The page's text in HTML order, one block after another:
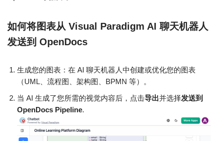
如何将图表从 Visual Paradigm AI 聊天机器人
发送到 OpenDocs
生成您的图表：在 AI 聊天机器人中创建或优化您的图表
（UML、流程图、架构图、BPMN 等）。
当 AI 生成了您所需的视觉内容后，点击导出并选择发送到
OpenDocs Pipeline.